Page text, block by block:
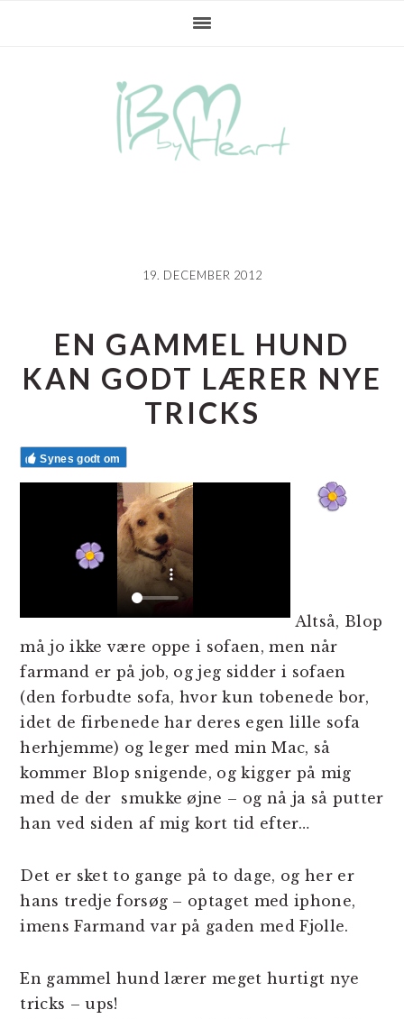
19. DECEMBER 2012
EN GAMMEL HUND
KAN GODT LÆRER NYE
TRICKS
Synes godt om
Altså, Blop
må jo ikke være oppe i sofaen, men når
farmand er på job, og jeg sidder i sofaen
(den forbudte sofa, hvor kun tobenede bor,
idet de firbenede har deres egen lille sofa
herhjemme) og leger med min Mac, så
kommer Blop snigende, og kigger på mig
med de der smukke øjne – og nå ja så putter
han ved siden af mig kort tid efter…
Det er sket to gange på to dage, og her er
hans tredje forsøg – optaget med iphone,
imens Farmand var på gaden med Fjolle.
En gammel hund lærer meget hurtigt nye
tricks – ups!